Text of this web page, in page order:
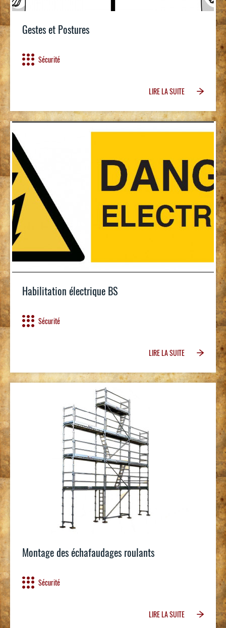
Gestes et Postures
Sécurité
LIRE LA SUITE
Habilitation électrique BS
Sécurité
LIRE LA SUITE
Montage des échafaudages roulants
Sécurité
LIRE LA SUITE